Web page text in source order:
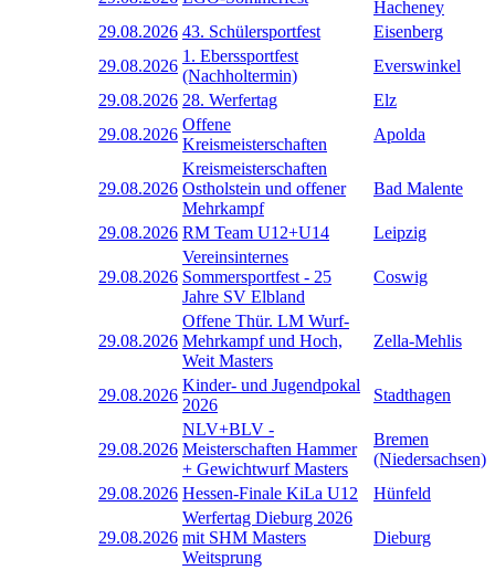
Hacheney
29.08.2026 43. Schülersportfest
Eisenberg
29.08.2026
1. Eberssportfest
(Nachholtermin)
Everswinkel
29.08.2026 28. Werfertag
Elz
29.08.2026
Offene
Kreismeisterschaften
Apolda
29.08.2026
Kreismeisterschaften
Ostholstein und offener
Mehrkampf
Bad Malente
29.08.2026 RM Team U12+U14 Leipzig
29.08.2026
Vereinsinternes
Sommersportfest - 25
Jahre SV Elbland
Coswig
29.08.2026
Offene Thür. LM Wurf-
Mehrkampf und Hoch,
Weit Masters
Zella-Mehlis
29.08.2026
Kinder- und Jugendpokal
2026
Stadthagen
29.08.2026
NLV+BLV -
Meisterschaften Hammer
+ Gewichtwurf Masters
Bremen
(Niedersachsen)
29.08.2026 Hessen-Finale KiLa U12 Hünfeld
29.08.2026
Werfertag Dieburg 2026
mit SHM Masters
Weitsprung
Dieburg